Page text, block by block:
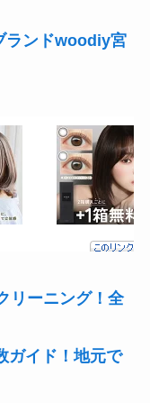
ランドwoodiy宮
リーニング！全
ガイド！地元で